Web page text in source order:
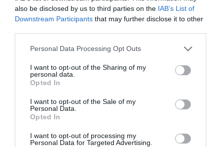
also be disclosed by us to third parties on the IAB’s List of
Downstream Participants that may further disclose it to other
Personal Data Processing Opt Outs
I want to opt-out of the Sharing of my
personal data.
Opted In
I want to opt-out of the Sale of my
Personal Data.
Opted In
I want to opt-out of processing my
Personal Data for Targeted Advertising.
por Hispanidad
Artículos anteriores
DIARIO DE LA CORRUPCIÓN SANCHISTA
Diario de la corrupción sanchista. La
investigación del caso Koldo, ante el
ingente material incautado por la UCO
por Redacción